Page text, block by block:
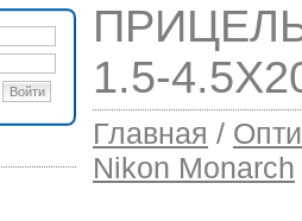
Войти
ПРИЦЕЛЫ
1.5-
Главная /
Nikon Monarch